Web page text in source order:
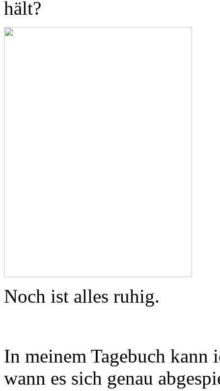
hält?
Noch ist alles ruhig.
In meinem Tagebuch
wann es sich genau